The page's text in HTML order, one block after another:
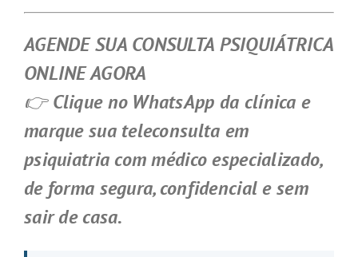
AGENDE SUA CONSULTA PSIQUIÁTRICA
ONLINE AGORA
👉Clique no WhatsApp da clínica e
marque sua teleconsulta em
psiquiatria com médico especializado,
de forma segura, confidencial e sem
sair de casa.